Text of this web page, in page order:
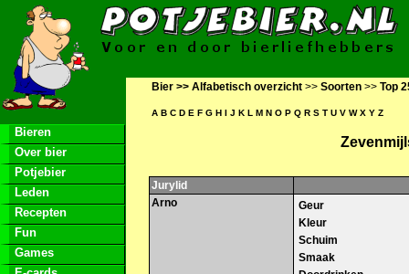
Bieren
Over bier
Potjebier
Leden
Recepten
Fun
Games
Bier >> Alfabetisch overzicht >> Soorten >> Top
A B C D E F G H I J K L M N O P Q R S T U V W X Y Z
Jurylid
Arno
Geur
Kleur
Schuim
Smaak